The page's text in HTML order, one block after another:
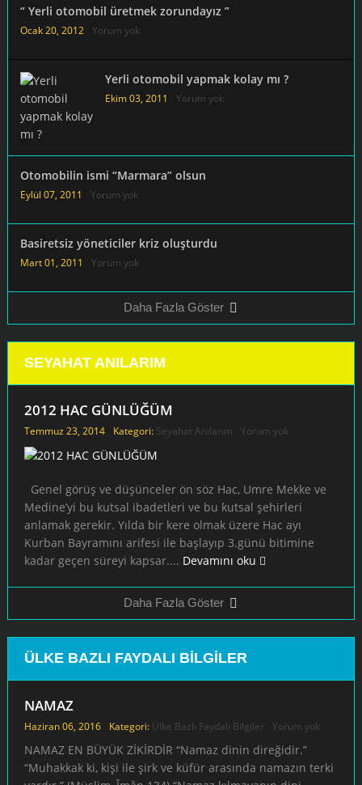
“ Yerli otomobil üretmek zorundayız ”
Ocak 20, 2012 Yorum yok
Yerli otomobil yapmak kolay mı ?
Ekim 03, 2011 Yorum yok
Otomobilin ismi “Marmara” olsun
Eylül 07, 2011 Yorum yok
Basiretsiz yöneticiler kriz oluşturdu
Mart 01, 2011 Yorum yok
Daha Fazla Göster
SEYAHAT ANILARIM
2012 HAC GÜNLÜĞÜM
Temmuz 23, 2014 Kategori: Seyahat Anılarım Yorum yok
Genel görüş ve düşünceler ön söz Hac, Umre Mekke ve
Medine’yi bu kutsal ibadetleri ve bu kutsal şehirleri
anlamak gerekir. Yılda bir kere olmak üzere Hac ayı
Kurban Bayramını arifesi ile başlayıp 3.günü bitimine
kadar geçen süreyi kapsar.... Devamını oku
Daha Fazla Göster
ÜLKE BAZLI FAYDALI BILGILER
NAMAZ
Haziran 06, 2016 Kategori: Ülke Bazlı Faydalı Bilgiler Yorum yok
NAMAZ EN BÜYÜK ZİKİRDİR “Namaz dinin direğidir.”
“Muhakkak ki, kişi ile şirk ve küfür arasında namazın terki